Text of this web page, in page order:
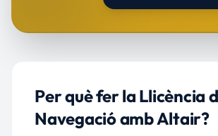
Per què fer la Llicència
Navegació amb Altair?